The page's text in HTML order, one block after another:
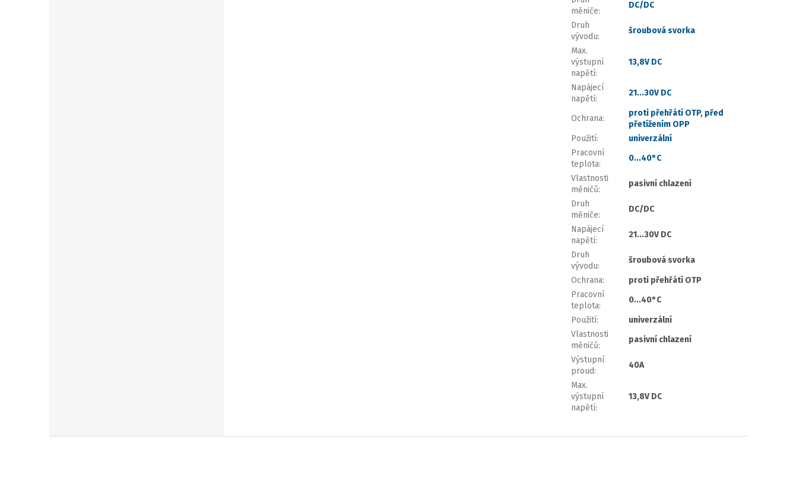
měniče:
DC/DC
Druh
vývodu:
šroubová svorka
Max.
výstupní
napětí:
13,8V DC
Napájecí
napětí:
21...30V DC
Ochrana:
proti přehřátí OTP, před
přetížením OPP
Použití:
univerzální
Pracovní
teplota:
0...40°C
Vlastnosti
měničů:
pasivní chlazení
Druh
měniče:
DC/DC
Napájecí
napětí:
21...30V DC
Druh
vývodu:
šroubová svorka
Ochrana:
proti přehřátí OTP
Pracovní
teplota:
0...40°C
Použití:
univerzální
Vlastnosti
měničů:
pasivní chlazení
Výstupní
proud:
40A
Max.
výstupní
napětí:
13,8V DC